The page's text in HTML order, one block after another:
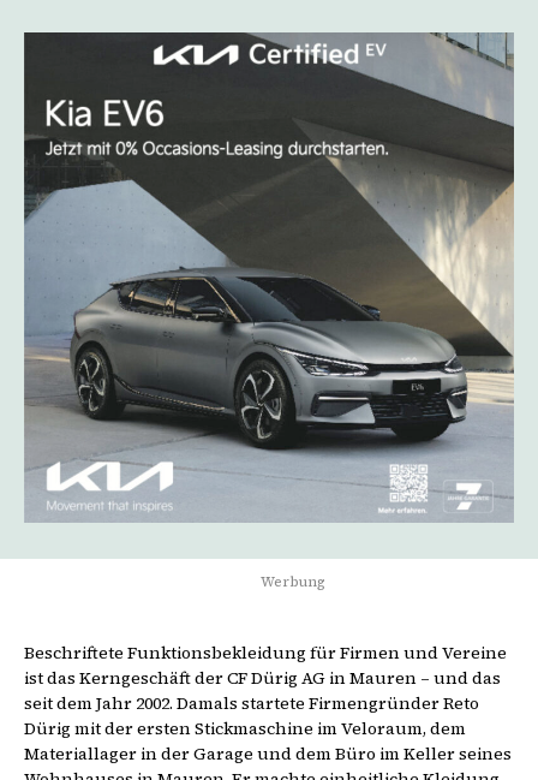
Werbung
Beschriftete Funktionsbekleidung für Firmen und Vereine
ist das Kerngeschäft der CF Dürig AG in Mauren – und das
seit dem Jahr 2002. Damals startete Firmengründer Reto
Dürig mit der ersten Stickmaschine im Veloraum, dem
Materiallager in der Garage und dem Büro im Keller seines